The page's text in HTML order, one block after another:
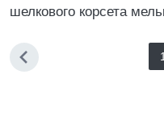
шелкового корсета
1